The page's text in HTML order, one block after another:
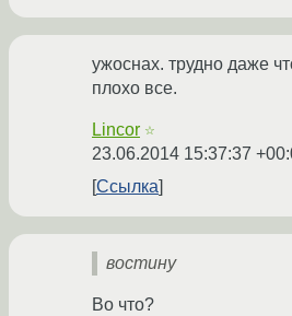
ужоснах. трудно даже
плохо все.
Lincor ☆
23.06.2014 15:37:37
Ссылка
востину
Во что?